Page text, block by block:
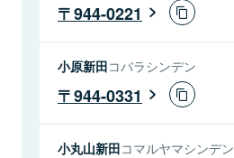
944-0221
小原新田コバラシンデン
944-0331
小丸山新田コマルヤマシンデン